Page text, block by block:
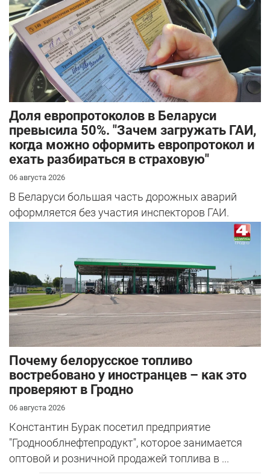
Доля европротоколов в Беларуси
превысила 50%. "Зачем загружать ГАИ,
когда можно оформить европротокол и
ехать разбираться в страховую"
06 августа 2026
В Беларуси большая часть дорожных аварий
оформляется без участия инспекторов ГАИ.
Почему белорусское топливо
востребовано у иностранцев – как это
проверяют в Гродно
06 августа 2026
Константин Бурак посетил предприятие
"Гроднооблнефтепродукт", которое занимается
оптовой и розничной продажей топлива в ...